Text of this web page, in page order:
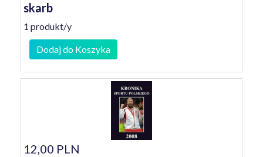
skarb
1 produkt/y
Dodaj do Koszyka
12,00 PLN